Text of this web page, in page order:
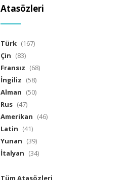
Atasözleri
Türk (167)
Çin (83)
Fransız (68)
İngiliz (58)
Alman (50)
Rus (47)
Amerikan (46)
Latin (41)
Yunan (39)
İtalyan (34)
Tüm Atasözleri